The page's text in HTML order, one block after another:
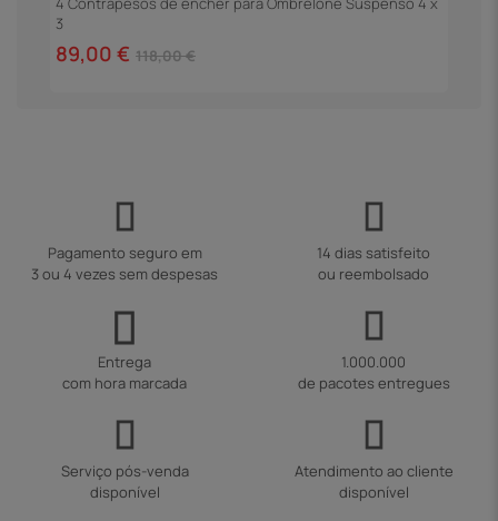
3
89,00 € 118,00 €
Pagamento seguro em
3 ou 4 vezes sem despesas
14 dias satisfeito
ou reembolsado
Entrega
com hora marcada
1.000.000
de pacotes entregues
Serviço pós-venda
disponível
Atendimento ao cliente
disponível